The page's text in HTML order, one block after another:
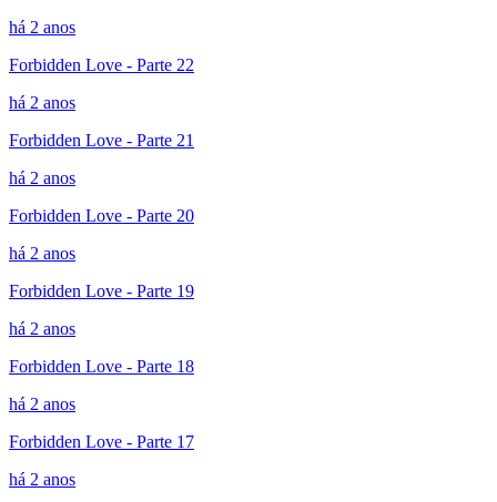
há 2 anos
Forbidden Love - Parte 22
há 2 anos
Forbidden Love - Parte 21
há 2 anos
Forbidden Love - Parte 20
há 2 anos
Forbidden Love - Parte 19
há 2 anos
Forbidden Love - Parte 18
há 2 anos
Forbidden Love - Parte 17
há 2 anos